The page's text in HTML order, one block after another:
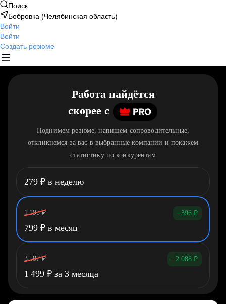
Поиск
Бобровка (Челябинская область)
Войти
Войти
Создать резюме
Работа найдётся
скорее c
Поднимем резюме, напишем сопроводительные,
откликнемся за вас в выбранные компании и покажем
статистику по конкурентам
279 ₽ в неделю
1 195 ₽ −396 ₽
799 ₽ в месяц
3 587 ₽ −2 088 ₽
1 499 ₽ за 3 месяца